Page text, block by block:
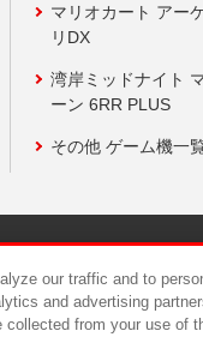
マリオカート アー
リDX
湾岸ミッドナイト
ーン 6RR PLUS
その他 ゲーム機一
品のご提供について
our traffic and to
and advertising
from your use of